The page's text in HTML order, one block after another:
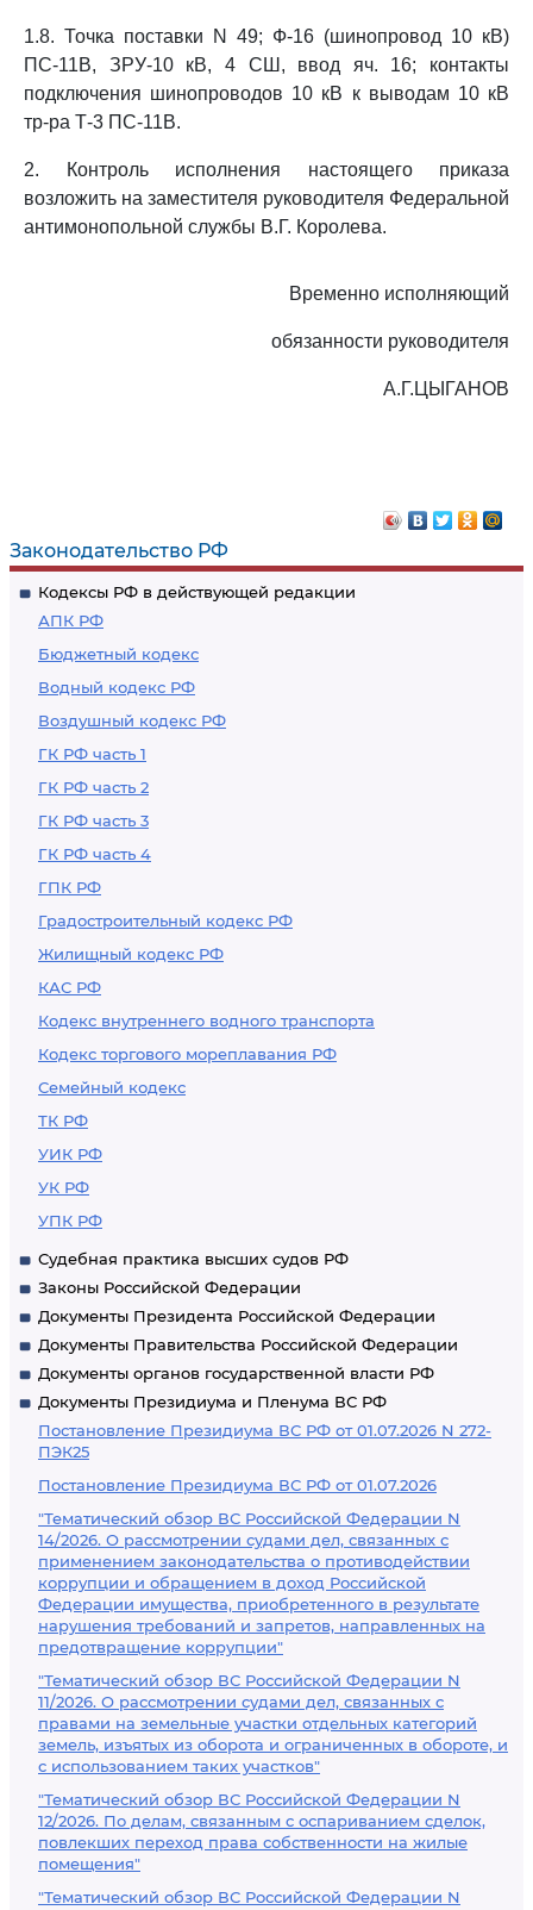
Законодательство РФ
Кодексы РФ в действующей редакции
АПК РФ
Бюджетный кодекс
Водный кодекс РФ
Воздушный кодекс РФ
ГК РФ часть 1
ГК РФ часть 2
ГК РФ часть 3
ГК РФ часть 4
ГПК РФ
Градостроительный кодекс РФ
Жилищный кодекс РФ
КАС РФ
Кодекс внутреннего водного транспорта
Кодекс торгового мореплавания РФ
Семейный кодекс
ТК РФ
УИК РФ
УК РФ
УПК РФ
Судебная практика высших судов РФ
Законы Российской Федерации
Документы Президента Российской Федерации
Документы Правительства Российской Федерации
Документы органов государственной власти РФ
Документы Президиума и Пленума ВС РФ
Постановление Президиума ВС РФ от 01.07.2026 N 272-
ПЭК25
Постановление Президиума ВС РФ от 01.07.2026
"Тематический обзор ВС Российской Федерации N
14/2026. О рассмотрении судами дел, связанных с
применением законодательства о противодействии
коррупции и обращением в доход Российской
Федерации имущества, приобретенного в результате
нарушения требований и запретов, направленных на
предотвращение коррупции"
"Тематический обзор ВС Российской Федерации N
11/2026. О рассмотрении судами дел, связанных с
правами на земельные участки отдельных категорий
земель, изъятых из оборота и ограниченных в обороте, и
с использованием таких участков"
"Тематический обзор ВС Российской Федерации N
12/2026. По делам, связанным с оспариванием сделок,
повлекших переход права собственности на жилые
помещения"
"Тематический обзор ВС Российской Федерации N
1.8. Точка поставки N 49; Ф-16 (шинопровод 10 кВ)
ПС-11В, ЗРУ-10 кВ, 4 СШ, ввод яч. 16; контакты
подключения шинопроводов 10 кВ к выводам 10 кВ
тр-ра Т-3 ПС-11В.
2. Контроль исполнения настоящего приказа
возложить на заместителя руководителя Федеральной
антимонопольной службы В.Г. Королева.
Временно исполняющий
обязанности руководителя
А.Г.ЦЫГАНОВ